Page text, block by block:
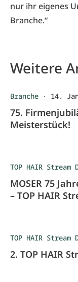
nur ihr eigenes
Branche.“
Weitere
Branche · 14.
75.
Meisterstück!
TOP HAIR Stream
MOSER 75
– TOP HAIR
TOP HAIR Stream
2. TOP HAIR